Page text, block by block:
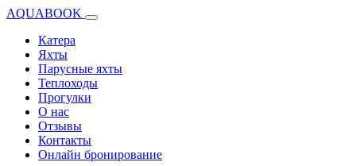
AQUABOOK
Катера
Яхты
Парусные яхты
Теплоходы
Прогулки
О нас
Отзывы
Контакты
Онлайн бронирование